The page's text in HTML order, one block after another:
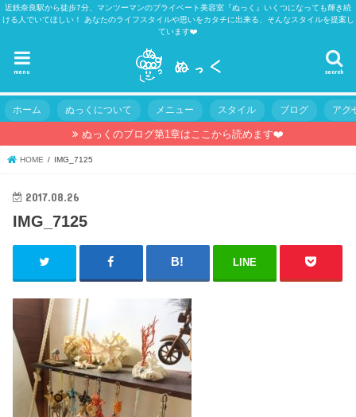
近鉄奈良駅から徒歩7分、マンツーマンのプライベート美容室『ぬっく』いくつになっても輝き続
ける人でいてほしい！ あなたのライフスタイルや思いをカタチに出来る、そんなスタイルを提案し
ています❤️
search
menu
ホーム ぬっくについて メニュー スタイル ブログ アク
ぬっくのブログ第1章はここから読めます❤️
HOME IMG_7125
2017.08.26
IMG_7125
LINE